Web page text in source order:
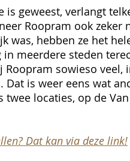
is geweest, verlangt
Roopram ook zeker
was, hebben ze het
meerdere steden
Roopram sowieso
Dat is weer eens wat
locaties, op de
Dat kan via deze link!